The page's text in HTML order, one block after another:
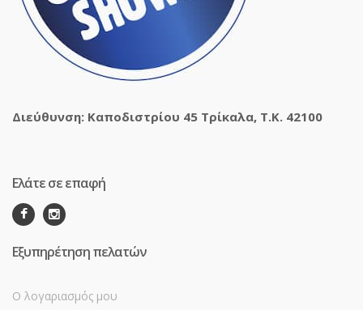
Διεύθυνση: Καποδιστρίου 45 Τρίκαλα, Τ.Κ. 42100
Ελάτε σε επαφή
Εξυπηρέτηση πελατών
Ο λογαριασμός μου